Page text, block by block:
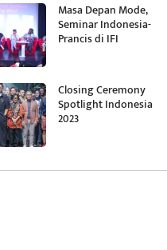
Masa Depan Mode,
Seminar Indonesia-
Prancis di IFI
Closing Ceremony
Spotlight Indonesia
2023